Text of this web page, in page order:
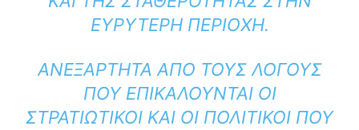
ΕΥΡΎΤΕΡΗ ΠΕΡΙΟΧΉ.
ΑΝΕΞΆΡΤΗΤΑ ΑΠΌ ΤΟΥΣ ΛΌΓΟΥΣ
ΠΟΥ ΕΠΙΚΑΛΟΎΝΤΑΙ ΟΙ
ΣΤΡΑΤΙΩΤΙΚΟΊ ΚΑΙ ΟΙ ΠΟΛΙΤΙΚΟΊ ΠΟΥ